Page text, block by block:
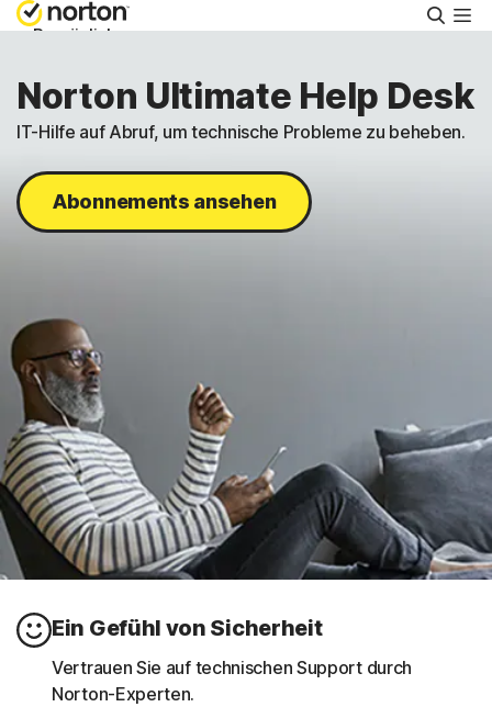
Persönlich
Small Business
Support
Schweiz
Einloggen
Norton Ultimate Help Desk
IT-Hilfe auf Abruf, um technische Probleme zu beheben.
Abonnements ansehen
Ein Gefühl von Sicherheit
Vertrauen Sie auf technischen Support durch
Norton-Experten.